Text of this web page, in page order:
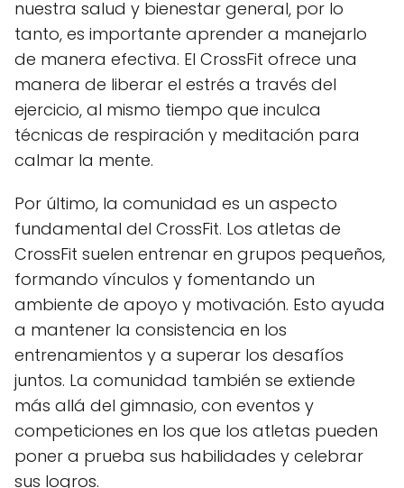
nuestra salud y bienestar general, por lo
tanto, es importante aprender a manejarlo
de manera efectiva. El CrossFit ofrece una
manera de liberar el estrés a través del
ejercicio, al mismo tiempo que inculca
técnicas de respiración y meditación para
calmar la mente.
Por último, la comunidad es un aspecto
fundamental del CrossFit. Los atletas de
CrossFit suelen entrenar en grupos pequeños,
formando vínculos y fomentando un
ambiente de apoyo y motivación. Esto ayuda
a mantener la consistencia en los
entrenamientos y a superar los desafíos
juntos. La comunidad también se extiende
más allá del gimnasio, con eventos y
competiciones en los que los atletas pueden
poner a prueba sus habilidades y celebrar
sus logros.